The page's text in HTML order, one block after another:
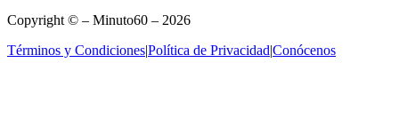
Copyright © – Minuto60 – 2026
Términos y Condiciones|Política de Privacidad|Conócenos